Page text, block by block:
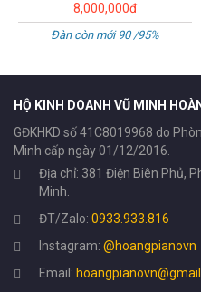
18,000,000đ
90%-95%
HỘ KINH DOANH VŨ MINH
GĐKHKD số 41C8019968 do
Minh cấp ngày 01/12/2016.
Địa chỉ: 381 Điện Biên Phủ,
Minh.
ĐT/Zalo: 0933.933.816
Instagram: @hoangpianovn
Email: